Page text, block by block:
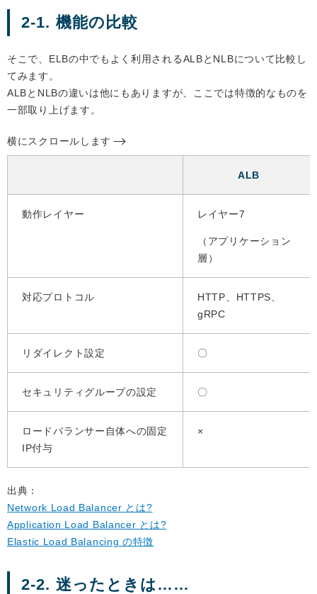
2-1. 機能の比較
そこで、ELBの中でもよく利用されるALBとNLBについて比較し
てみます。
ALBとNLBの違いは他にもありますが、ここでは特徴的なものを
一部取り上げます。
横にスクロールします
ALB
動作レイヤー レイヤー7
（アプリケーション
層）
対応プロトコル
HTTP、HTTPS、
gRPC
リダイレクト設定 〇
セキュリティグループの設定 〇
ロードバランサー自体への固定
IP付与
×
出典：
Network Load Balancer とは?
Application Load Balancer とは?
Elastic Load Balancing の特徴
2-2. 迷ったときは……